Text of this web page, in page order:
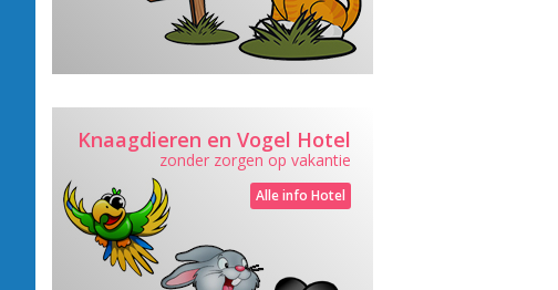
Knaagdieren en Vogel Hotel
zonder zorgen op vakantie
Alle info Hotel